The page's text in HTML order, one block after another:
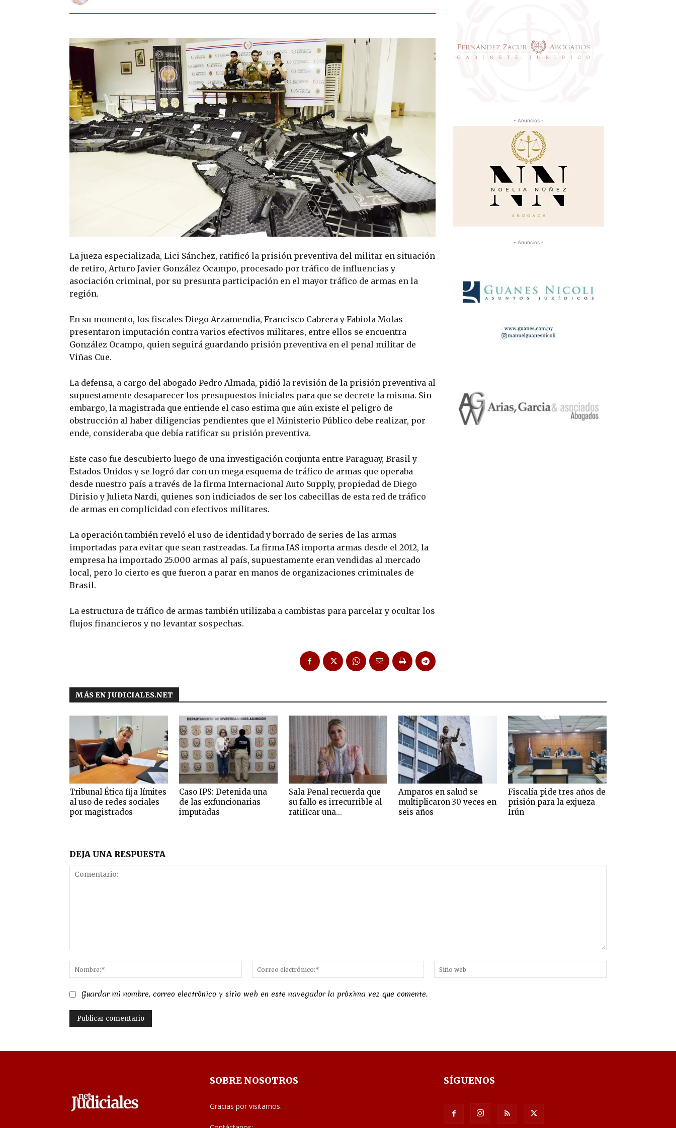
La jueza especializada, Lici Sánchez, ratificó la prisión preventiva del militar en situación
de retiro, Arturo Javier González Ocampo, procesado por tráfico de influencias y
asociación criminal, por su presunta participación en el mayor tráfico de armas en la
región.
En su momento, los fiscales Diego Arzamendia, Francisco Cabrera y Fabiola Molas
presentaron imputación contra varios efectivos militares, entre ellos se encuentra
González Ocampo, quien seguirá guardando prisión preventiva en el penal militar de
Viñas Cue.
La defensa, a cargo del abogado Pedro Almada, pidió la revisión de la prisión preventiva al
supuestamente desaparecer los presupuestos iniciales para que se decrete la misma. Sin
embargo, la magistrada que entiende el caso estima que aún existe el peligro de
obstrucción al haber diligencias pendientes que el Ministerio Público debe realizar, por
ende, consideraba que debía ratificar su prisión preventiva.
Este caso fue descubierto luego de una investigación conjunta entre Paraguay, Brasil y
Estados Unidos y se logró dar con un mega esquema de tráfico de armas que operaba
desde nuestro país a través de la firma Internacional Auto Supply, propiedad de Diego
Dirisio y Julieta Nardi, quienes son indiciados de ser los cabecillas de esta red de tráfico
de armas en complicidad con efectivos militares.
La operación también reveló el uso de identidad y borrado de series de las armas
importadas para evitar que sean rastreadas. La firma IAS importa armas desde el 2012, la
empresa ha importado 25.000 armas al país, supuestamente eran vendidas al mercado
local, pero lo cierto es que fueron a parar en manos de organizaciones criminales de
Brasil.
La estructura de tráfico de armas también utilizaba a cambistas para parcelar y ocultar los
flujos financieros y no levantar sospechas.
- Anuncios -
- Anuncios -
MÁS EN JUDICIALES.NET
Tribunal Ética fija límites
al uso de redes sociales
por magistrados
Caso IPS: Detenida una
de las exfuncionarias
imputadas
Sala Penal recuerda que
su fallo es irrecurrible al
ratificar una...
Amparos en salud se
multiplicaron 30 veces en
seis años
Fiscalía pide tres años de
prisión para la exjueza
Irún
DEJA UNA RESPUESTA
Nombre:*
Correo
electrónico:*
web:
Guardar mi nombre, correo electrónico y sitio web en este navegador la próxima vez que comente.
SOBRE NOSOTROS
Gracias por visitarnos.
SÍGUENOS